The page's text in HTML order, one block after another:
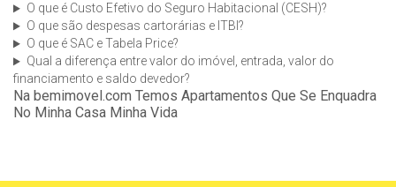
O que é Custo Efetivo do Seguro Habitacional (CESH)?
O que são despesas cartorárias e ITBI?
O que é SAC e Tabela Price?
Qual a diferença entre valor do imóvel, entrada, valor do
financiamento e saldo devedor?
Na bemimovel.com Temos Apartamentos Que Se Enquadra
No Minha Casa Minha Vida